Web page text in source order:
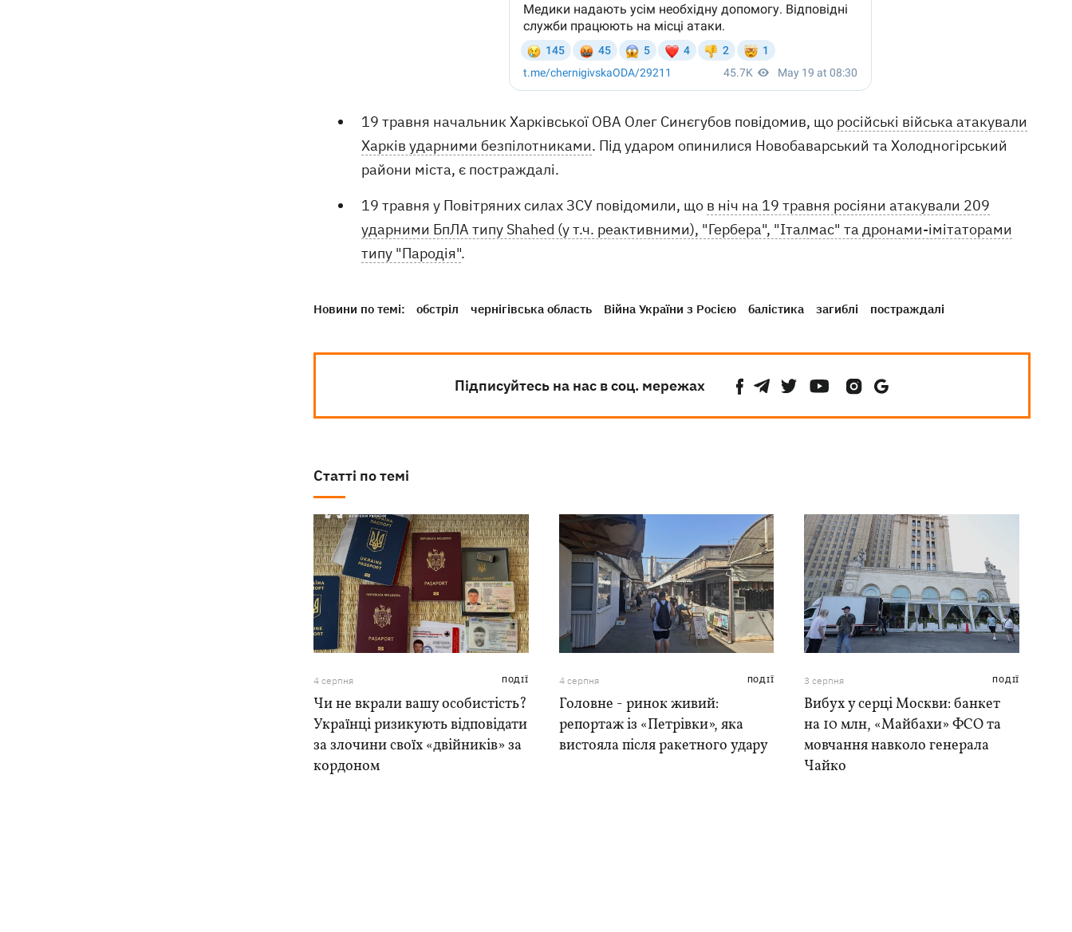
19 травня начальник Харківської ОВА Олег Синєгубов повідомив, що російські війська атакували
Харків ударними безпілотниками. Під ударом опинилися Новобаварський та Холодногірський
райони міста, є постраждалі.
19 травня у Повітряних силах ЗСУ повідомили, що в ніч на 19 травня росіяни атакували 209
ударними БпЛА типу Shahed (у т.ч. реактивними), "Гербера", "Італмас" та дронами-імітаторами
типу "Пародія".
Новини по темі: обстріл чернігівська область Війна України з Росією балістика загиблі постраждалі
Підписуйтесь на нас в соц. мережах
Статті по темі
4 серпня ПОДІЇ
Чи не вкрали вашу особистість?
Українці ризикують відповідати
за злочини своїх «двійників» за
кордоном
4 серпня ПОДІЇ
Головне - ринок живий:
репортаж із «Петрівки», яка
вистояла після ракетного удару
3 серпня ПОДІЇ
Вибух у серці Москви: банкет
на 10 млн, «Майбахи» ФСО та
мовчання навколо генерала
Чайко